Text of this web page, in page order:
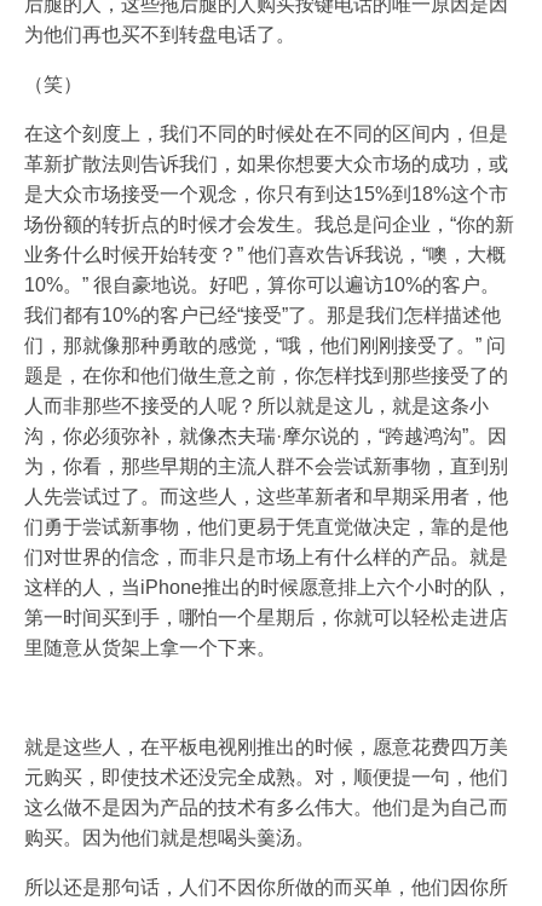
后腿的人，这些拖后腿的人购买按键电话的唯一原因是因
为他们再也买不到转盘电话了。
（笑）
在这个刻度上，我们不同的时候处在不同的区间内，但是
革新扩散法则告诉我们，如果你想要大众市场的成功，或
是大众市场接受一个观念，你只有到达15%到18%这个市
场份额的转折点的时候才会发生。我总是问企业，“你的新
业务什么时候开始转变？” 他们喜欢告诉我说，“噢，大概
10%。” 很自豪地说。好吧，算你可以遍访10%的客户。
我们都有10%的客户已经“接受”了。那是我们怎样描述他
们，那就像那种勇敢的感觉，“哦，他们刚刚接受了。” 问
题是，在你和他们做生意之前，你怎样找到那些接受了的
人而非那些不接受的人呢？所以就是这儿，就是这条小
沟，你必须弥补，就像杰夫瑞·摩尔说的，“跨越鸿沟”。因
为，你看，那些早期的主流人群不会尝试新事物，直到别
人先尝试过了。而这些人，这些革新者和早期采用者，他
们勇于尝试新事物，他们更易于凭直觉做决定，靠的是他
们对世界的信念，而非只是市场上有什么样的产品。就是
这样的人，当iPhone推出的时候愿意排上六个小时的队，
第一时间买到手，哪怕一个星期后，你就可以轻松走进店
里随意从货架上拿一个下来。
就是这些人，在平板电视刚推出的时候，愿意花费四万美
元购买，即使技术还没完全成熟。对，顺便提一句，他们
这么做不是因为产品的技术有多么伟大。他们是为自己而
购买。因为他们就是想喝头羹汤。
所以还是那句话，人们不因你所做的而买单，他们因你所